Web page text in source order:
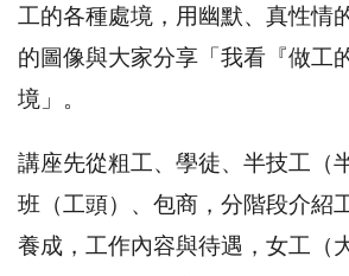
工的各種處境，用幽默、真性情
的圖像與大家分享「我看『做工
境」。
講座先從粗工、學徒、半技工（
班（工頭）、包商，分階段介紹
養成，工作內容與待遇，女工（